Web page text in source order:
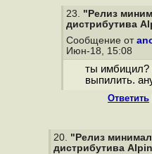
23. "Релиз
дистрибутива
Сообщение от
Июн-18, 15:08
ты имбицил?
выпилить.
Ответить
20. "Релиз
дистрибутива